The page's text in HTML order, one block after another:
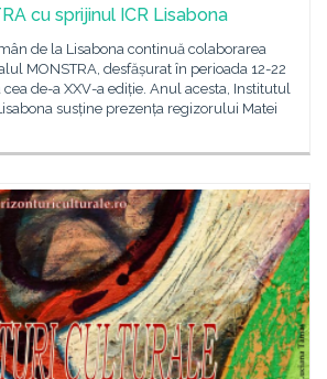
cu sprijinul ICR Lisabona
de la Lisabona continuă colaborarea
MONSTRA, desfășurat în perioada 12-22
de-a XXV-a ediție. Anul acesta, Institutul
susține prezența regizorului Matei